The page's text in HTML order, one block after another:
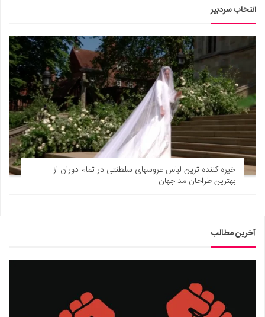
انتخاب سردبیر
خیره کننده ترین لباس عروسهای سلطنتی در تمام دوران از
بهترین طراحان مد جهان
آخرین مطالب